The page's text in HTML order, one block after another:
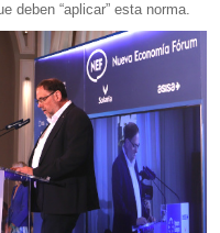
deben “aplicar” esta norma.